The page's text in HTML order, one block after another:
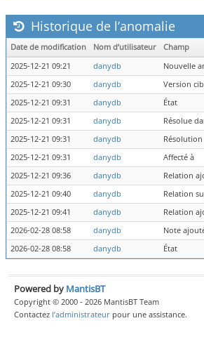
Historique de l’anomalie
Date de modification Nom d’utilisateur Champ
2025-12-21 09:21
danydb
Nouvelle
2025-12-21 09:30
danydb Version
2025-12-21 09:31
danydb État
2025-12-21 09:31
danydb Résolue
2025-12-21 09:31
danydb Résolution
2025-12-21 09:31
danydb Affecté à
2025-12-21 09:36
danydb Relation
2025-12-21 09:40
danydb Relation
2025-12-21 09:41
danydb Relation
2026-02-28 08:58
danydb
Note
2026-02-28 08:58
danydb État
Powered by MantisBT
Copyright © 2000 - 2026 MantisBT Team
Contactez l’administrateur pour une assistance.